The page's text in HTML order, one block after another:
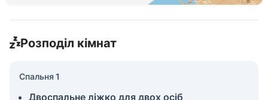
Розподіл кімнат
Спальня 1
Двоспальне ліжко для двох осіб